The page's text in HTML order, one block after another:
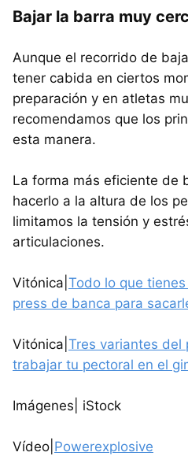
Bajar la barra muy
Aunque el recorrido de
tener cabida en ciertos
preparación y en atletas
recomendamos que los
esta manera.
La forma más eficiente de
hacerlo a la altura de los
limitamos la tensión y
articulaciones.
Vitónica| Todo lo que
press de banca para
Vitónica| Tres variantes del
trabajar tu pectoral en el
Imágenes| iStock
Vídeo| Powerexplosive